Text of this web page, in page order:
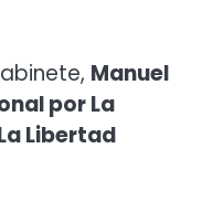
Manuel
por La
Libertad